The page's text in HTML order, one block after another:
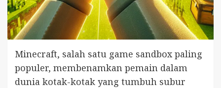
Minecraft, salah satu game sandbox paling
populer, membenamkan pemain dalam
dunia kotak-kotak yang tumbuh subur